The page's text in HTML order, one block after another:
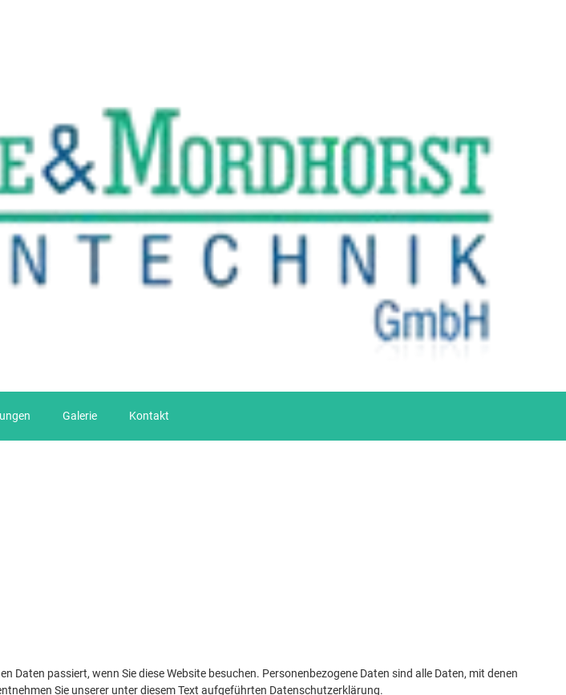
Galerie Kontakt
passiert, wenn Sie diese Website besuchen. Personenbezogene Daten sind alle Daten, mit denen
Sie unserer unter diesem Text aufgeführten Datenschutzerklärung.